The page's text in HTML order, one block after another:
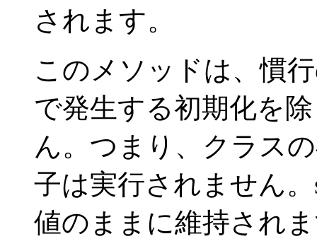
されます。
このメソッドは、慣
で発生する初期化を
ん。つまり、クラス
子は実行されません
値のままに維持され